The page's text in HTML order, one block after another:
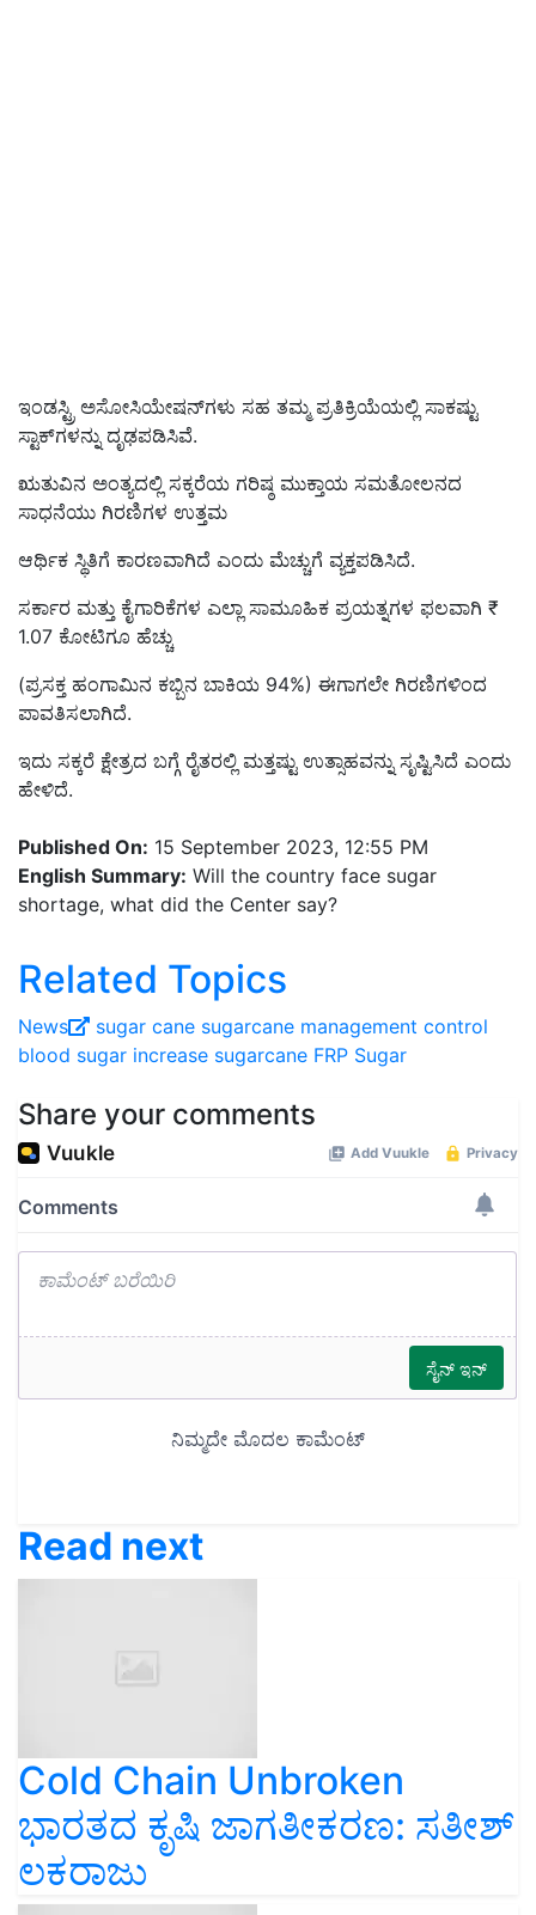
ಇಂಡಸ್ಟ್ರಿ ಅಸೋಸಿಯೇಷನ್‌ಗಳು ಸಹ ತಮ್ಮ ಪ್ರತಿಕ್ರಿಯೆಯಲ್ಲಿ ಸಾಕಷ್ಟು
ಸ್ಟಾಕ್‌ಗಳನ್ನು ದೃಢಪಡಿಸಿವೆ.
ಋತುವಿನ ಅಂತ್ಯದಲ್ಲಿ ಸಕ್ಕರೆಯ ಗರಿಷ್ಠ ಮುಕ್ತಾಯ ಸಮತೋಲನದ
ಸಾಧನೆಯು ಗಿರಣಿಗಳ ಉತ್ತಮ
ಆರ್ಥಿಕ ಸ್ಥಿತಿಗೆ ಕಾರಣವಾಗಿದೆ ಎಂದು ಮೆಚ್ಚುಗೆ ವ್ಯಕ್ತಪಡಿಸಿದೆ.
ಸರ್ಕಾರ ಮತ್ತು ಕೈಗಾರಿಕೆಗಳ ಎಲ್ಲಾ ಸಾಮೂಹಿಕ ಪ್ರಯತ್ನಗಳ ಫಲವಾಗಿ ₹
1.07 ಕೋಟಿಗೂ ಹೆಚ್ಚು
(ಪ್ರಸಕ್ತ ಹಂಗಾಮಿನ ಕಬ್ಬಿನ ಬಾಕಿಯ 94%) ಈಗಾಗಲೇ ಗಿರಣಿಗಳಿಂದ
ಪಾವತಿಸಲಾಗಿದೆ.
ಇದು ಸಕ್ಕರೆ ಕ್ಷೇತ್ರದ ಬಗ್ಗೆ ರೈತರಲ್ಲಿ ಮತ್ತಷ್ಟು ಉತ್ಸಾಹವನ್ನು ಸೃಷ್ಟಿಸಿದೆ ಎಂದು
ಹೇಳಿದೆ.
Published On: 15 September 2023, 12:55 PM
English Summary: Will the country face sugar
shortage, what did the Center say?
Related Topics
News sugar cane sugarcane management control
blood sugar increase sugarcane FRP Sugar
Share your comments
Read next
Cold Chain Unbroken
ಭಾರತದ ಕೃಷಿ ಜಾಗತೀಕರಣ: ಸತೀಶ್
ಲಕರಾಜು